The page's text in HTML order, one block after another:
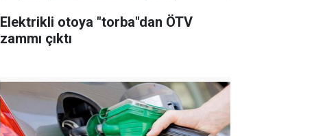
Elektrikli otoya "torba"dan ÖTV
zammı çıktı